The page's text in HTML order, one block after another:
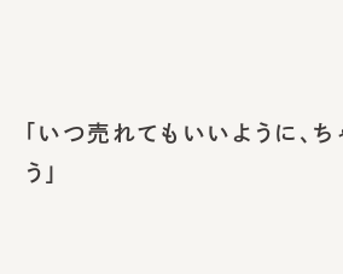
「いつ売れてもいいように、
う」